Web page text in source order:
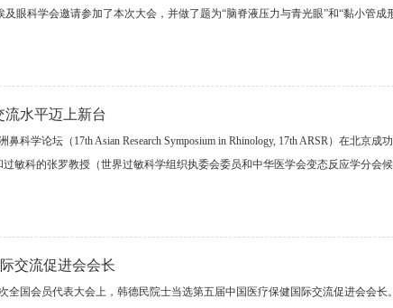
眼科学会邀请参加了本次大会，并做了题为“脑脊液压力与青光眼”和“黏小管
水平迈上新台
鼻科学论坛（17th Asian Research Symposium in Rhinology, 17th ARSR）在北京
敏科的张罗教授（世界过敏科学组织执委会委员和中华医学会变态反应学分会
交流促进会会长
全国会员代表大会上，韩德民院士当选第五届中国医疗保健国际交流促进会会